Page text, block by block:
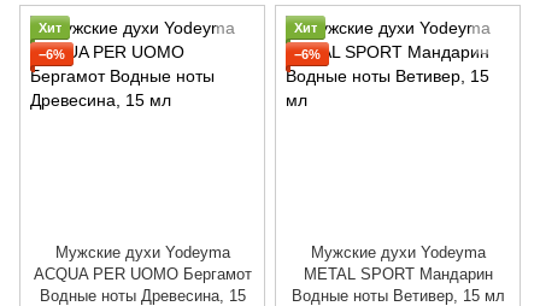
Хит
−6%
Мужские духи Yodeyma
ACQUA PER UOMO Бергамот
Водные ноты Древесина, 15
Хит
−6%
Мужские духи Yodeyma
METAL SPORT Мандарин
Водные ноты Ветивер, 15 мл